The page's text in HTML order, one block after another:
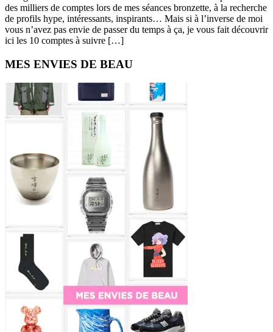
des milliers de comptes lors de mes séances bronzette, à la recherche
de profils hype, intéressants, inspirants… Mais si à l’inverse de moi
vous n’avez pas envie de passer du temps à ça, je vous fait découvrir
ici les 10 comptes à suivre […]
Primary
Sidebar
MES ENVIES DE BEAU